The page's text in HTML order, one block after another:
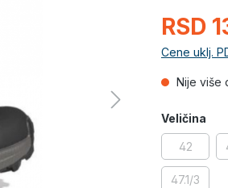
RSD
Cene uklj.
Nije više
Veličina
42
47.1/3